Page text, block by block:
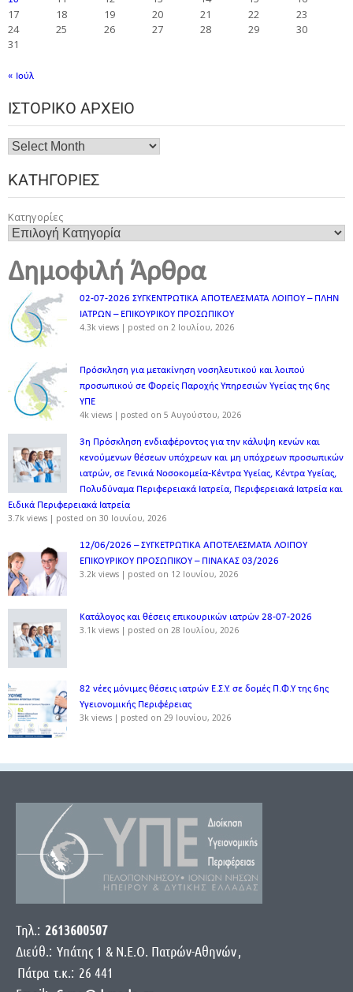
17
18 19 20 21 22
23
24
25 26 27 28 29
30
31
« Ιούλ
ΙΣΤΟΡΙΚΌ ΑΡΧΕΊΟ
ΚΑΤΗΓΟΡΊΕΣ
Κατηγορίες
Δημοφιλή Άρθρα
02-07-2026 ΣΥΓΚΕΝΤΡΩΤΙΚΑ ΑΠΟΤΕΛΕΣΜΑΤΑ ΛΟΙΠΟΥ – ΠΛΗΝ
ΙΑΤΡΩΝ – ΕΠΙΚΟΥΡΙΚΟΥ ΠΡΟΣΩΠΙΚOY
4.3k views | posted on 2 Ιουλίου, 2026
Πρόσκληση για μετακίνηση νοσηλευτικού και λοιπού
προσωπικού σε Φορείς Παροχής Υπηρεσιών Υγείας της 6ης
ΥΠΕ
4k views | posted on 5 Αυγούστου, 2026
3η Πρόσκληση ενδιαφέροντος για την κάλυψη κενών και
κενούμενων θέσεων υπόχρεων και μη υπόχρεων προσωπικών
ιατρών, σε Γενικά Νοσοκομεία-Κέντρα Υγείας, Κέντρα Υγείας,
Πολυδύναμα Περιφερειακά Ιατρεία, Περιφερειακά Ιατρεία και
Ειδικά Περιφερειακά Ιατρεία
3.7k views | posted on 30 Ιουνίου, 2026
12/06/2026 – ΣΥΓΚΕΤΡΩΤΙΚΑ ΑΠΟΤΕΛΕΣΜΑΤΑ ΛΟΙΠΟΥ
ΕΠΙΚΟΥΡΙΚΟΥ ΠΡΟΣΩΠΙΚΟΥ – ΠΙΝΑΚΑΣ 03/2026
3.2k views | posted on 12 Ιουνίου, 2026
Κατάλογος και θέσεις επικουρικών ιατρών 28-07-2026
3.1k views | posted on 28 Ιουλίου, 2026
82 νέες μόνιμες θέσεις ιατρών Ε.Σ.Υ. σε δομές Π.Φ.Υ της 6ης
Υγειονομικής Περιφέρειας
3k views | posted on 29 Ιουνίου, 2026
Τηλ.: 2613600507
Διεύθ.: Yπάτης 1 & Ν.Ε.Ο. Πατρών-Αθηνών,
Πάτρα τ.κ.: 26 441